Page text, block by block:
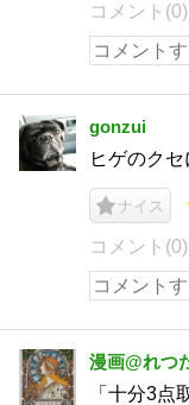
コメント(0)
gonzui
ヒゲのクセ
ナイス
コメント(0)
漫画@れつ
「十分3点